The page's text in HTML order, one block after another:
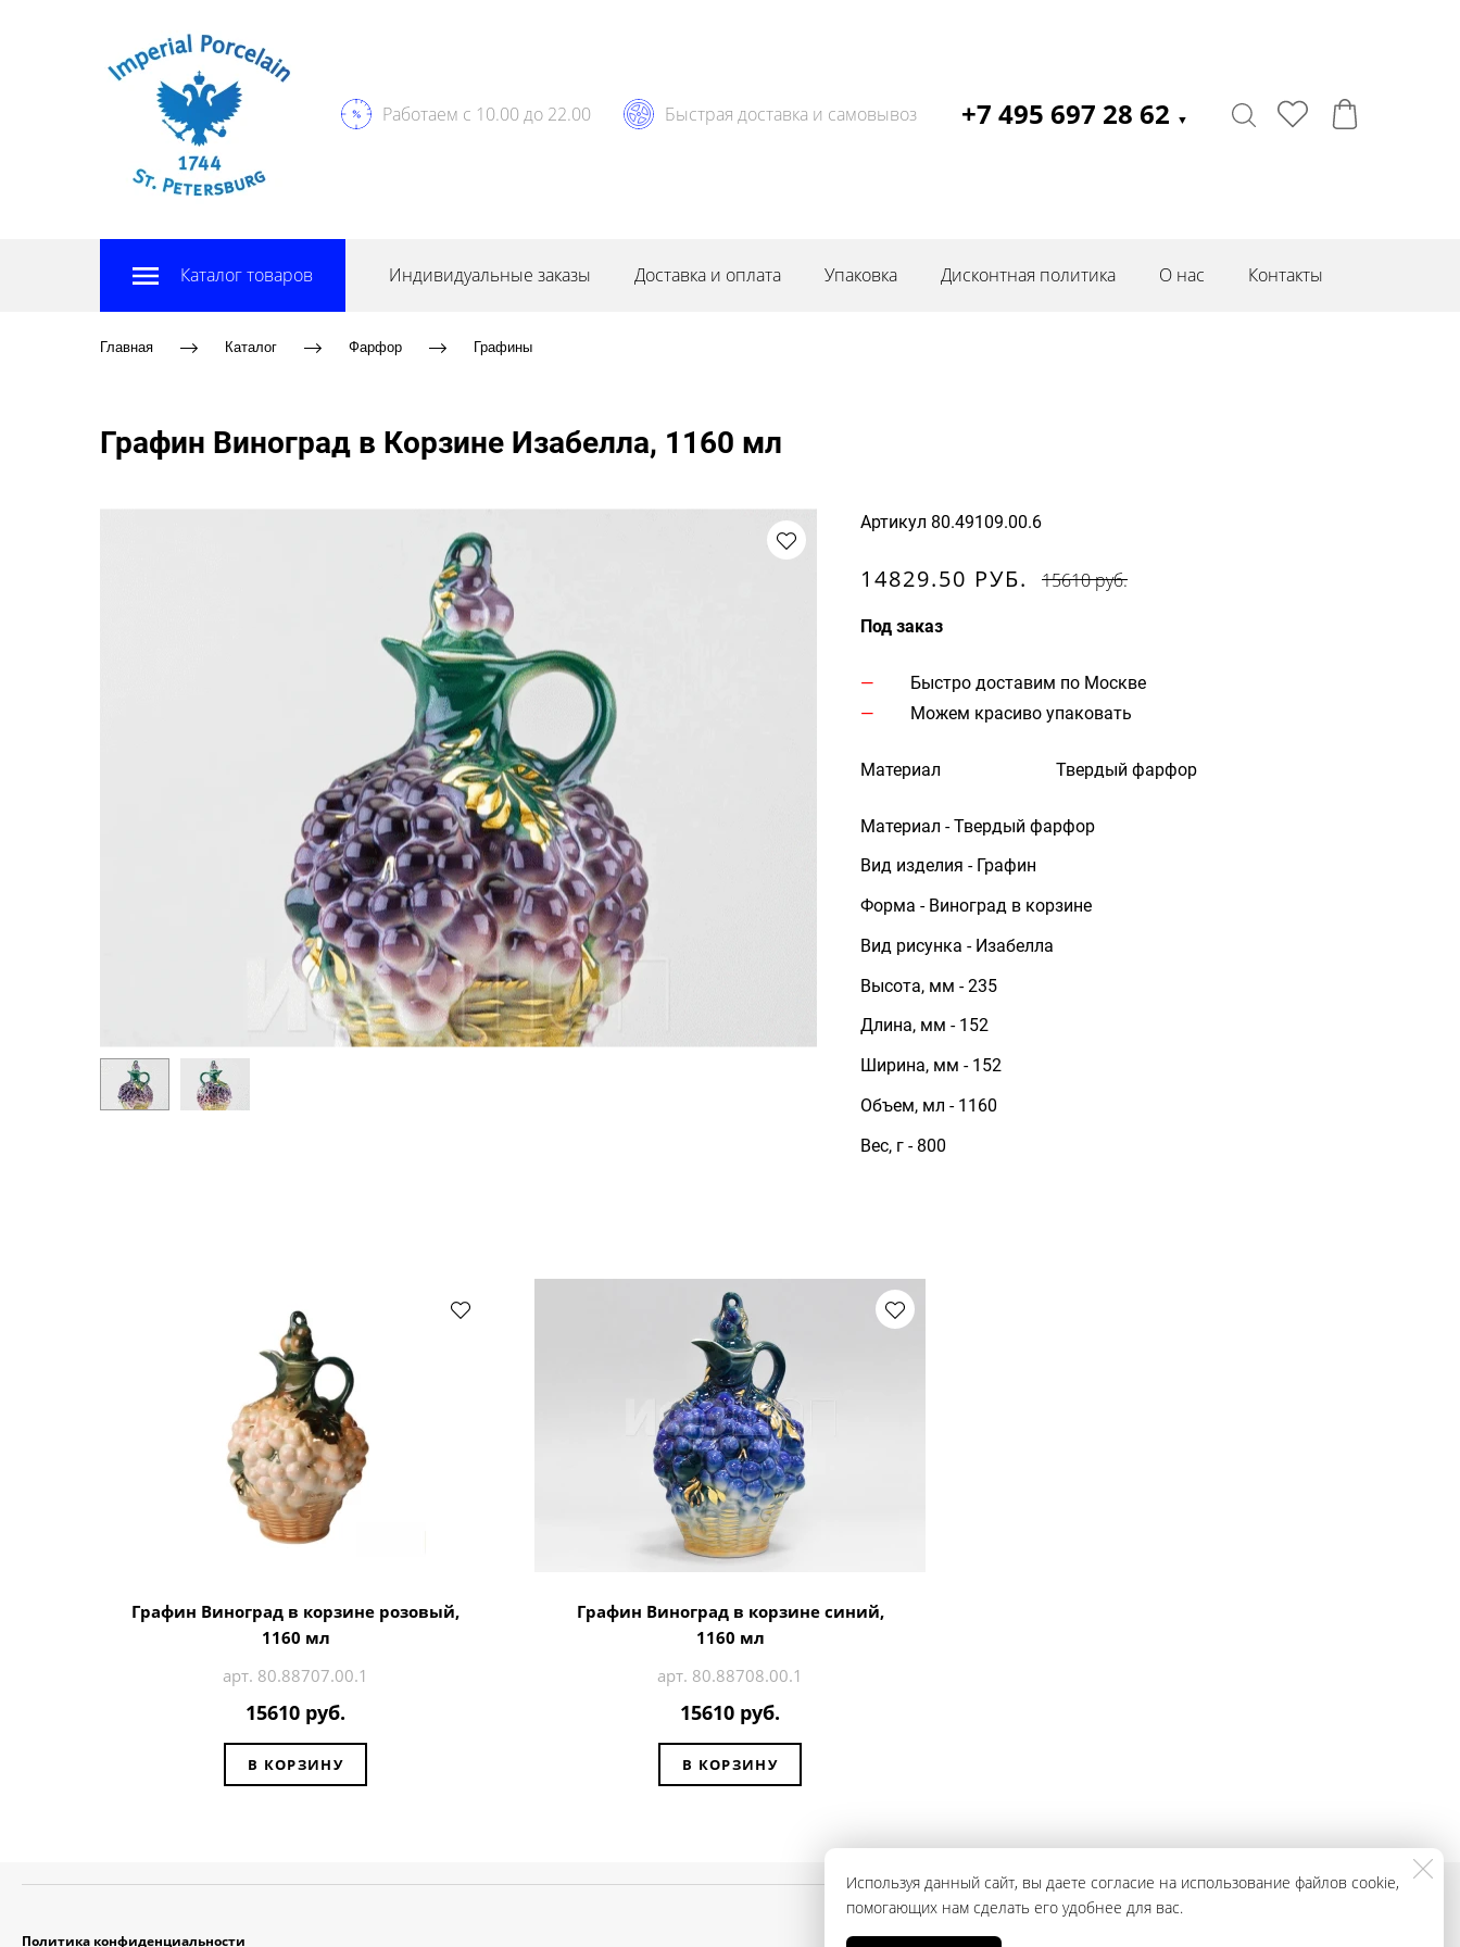
Работаем с 10.00 до 22.00 Быстрая доставка и самовывоз +7 495 697 28 62 ▼
Каталог товаров Индивидуальные заказы Доставка и оплата Упаковка Дисконтная политика О нас Контакты
Главная Каталог Фарфор Графины
Графин Виноград в Корзине Изабелла, 1160 мл
Артикул 80.49109.00.6
14829.50 РУБ. 15610 руб.
Под заказ
Быстро доставим по Москве
Можем красиво упаковать
Материал Твердый фарфор
Материал - Твердый фарфор
Вид изделия - Графин
Форма - Виноград в корзине
Вид рисунка - Изабелла
Высота, мм - 235
Длина, мм - 152
Ширина, мм - 152
Объем, мл - 1160
Вес, г - 800
Графин Виноград в корзине розовый,
1160 мл
арт. 80.88707.00.1
15610 руб.
В КОРЗИНУ
Графин Виноград в корзине синий,
1160 мл
арт. 80.88708.00.1
15610 руб.
В КОРЗИНУ
Используя данный сайт, вы даете согласие на использование файлов cookie,
помогающих нам сделать его удобнее для вас.
Политика конфиденциальности